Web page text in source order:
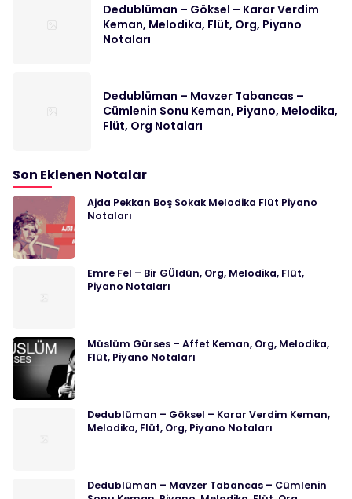
Dedublüman – Göksel – Karar Verdim
Keman, Melodika, Flüt, Org, Piyano
Notaları
Dedublüman – Mavzer Tabancas –
Cümlenin Sonu Keman, Piyano, Melodika,
Flüt, Org Notaları
Son Eklenen Notalar
Ajda Pekkan Boş Sokak Melodika Flüt Piyano
Notaları
Emre Fel – Bir GÜldün, Org, Melodika, Flüt,
Piyano Notaları
Müslüm Gürses – Affet Keman, Org, Melodika,
Flüt, Piyano Notaları
Dedublüman – Göksel – Karar Verdim Keman,
Melodika, Flüt, Org, Piyano Notaları
Dedublüman – Mavzer Tabancas – Cümlenin